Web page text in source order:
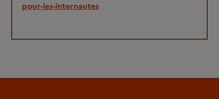
pour-les-internautes